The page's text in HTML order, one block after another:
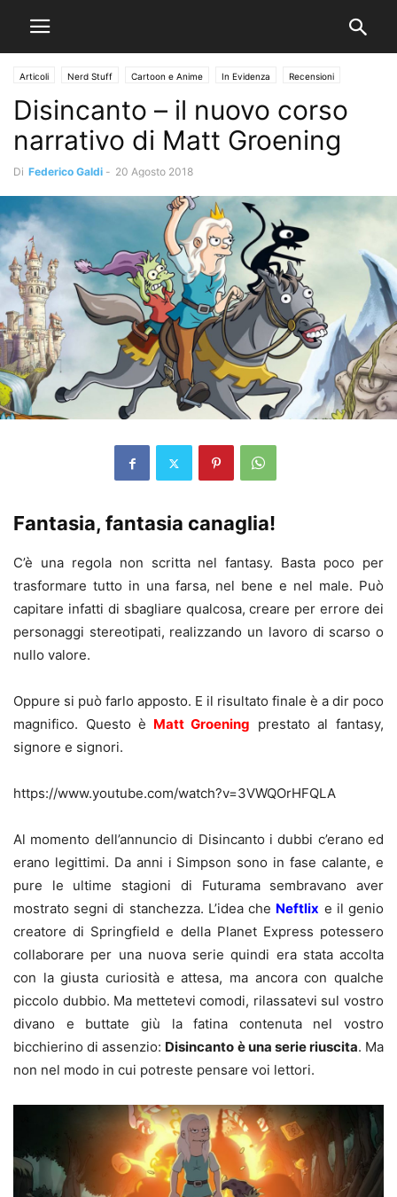
Articoli Nerd Stuff Cartoon e Anime In Evidenza Recensioni
Speciali
Disincanto – il nuovo corso
narrativo di Matt Groening
Di Federico Galdi - 20 Agosto 2018
Fantasia, fantasia canaglia!
C’è una regola non scritta nel fantasy. Basta poco per
trasformare tutto in una farsa, nel bene e nel male. Può
capitare infatti di sbagliare qualcosa, creare per errore dei
personaggi stereotipati, realizzando un lavoro di scarso o
nullo valore.
Oppure si può farlo apposto. E il risultato finale è a dir poco
magnifico. Questo è Matt Groening prestato al fantasy,
signore e signori.
https://www.youtube.com/watch?v=3VWQOrHFQLA
Al momento dell’annuncio di Disincanto i dubbi c’erano ed
erano legittimi. Da anni i Simpson sono in fase calante, e
pure le ultime stagioni di Futurama sembravano aver
mostrato segni di stanchezza. L’idea che Neftlix e il genio
creatore di Springfield e della Planet Express potessero
collaborare per una nuova serie quindi era stata accolta
con la giusta curiosità e attesa, ma ancora con qualche
piccolo dubbio. Ma mettetevi comodi, rilassatevi sul vostro
divano e buttate giù la fatina contenuta nel vostro
bicchierino di assenzio: Disincanto è una serie riuscita. Ma
non nel modo in cui potreste pensare voi lettori.